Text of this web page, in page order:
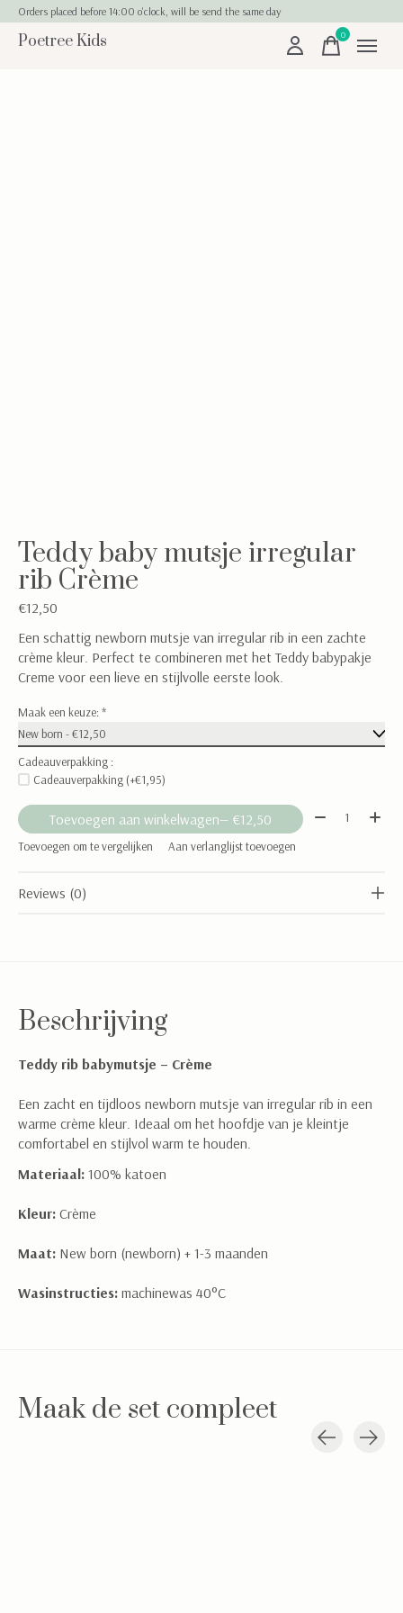
Orders placed before 14:00 o'clock, will be send the same day
Poetree Kids 0items
Teddy baby mutsje irregular
rib Crème
€12,50
Een schattig newborn mutsje van irregular rib in een zachte
crème kleur. Perfect te combineren met het Teddy babypakje
Creme voor een lieve en stijlvolle eerste look.
Maak een keuze: *
Cadeauverpakking :
Cadeauverpakking (+€1,95)
Toevoegen aan winkelwagen — €12,50 Aantal:
Toevoegen om te vergelijken Aan verlanglijst toevoegen
Reviews (0)
Beschrijving
Teddy rib babymutsje – Crème
Een zacht en tijdloos newborn mutsje van irregular rib in een
warme crème kleur. Ideaal om het hoofdje van je kleintje
comfortabel en stijlvol warm te houden.
Materiaal: 100% katoen
Kleur: Crème
Maat: New born (newborn) + 1-3 maanden
Wasinstructies: machinewas 40°C
Maak de set compleet